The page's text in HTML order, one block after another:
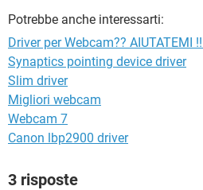
Potrebbe anche interessarti:
Driver per Webcam?? AIUTATEMI
Synaptics pointing device driver
Slim driver
Migliori webcam
Webcam 7
Canon lbp2900 driver
3 risposte